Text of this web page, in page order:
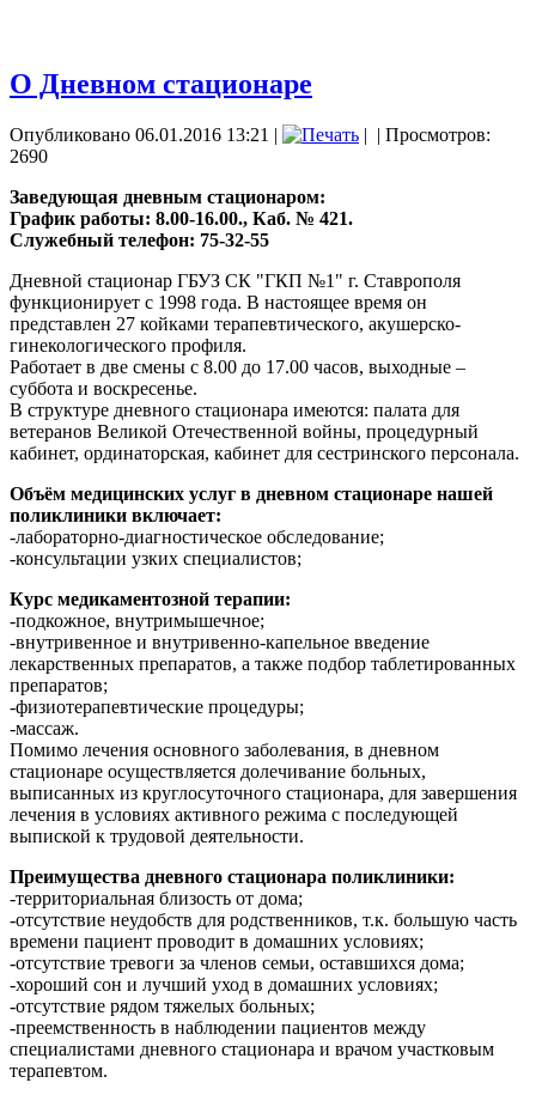
О Дневном стационаре
Опубликовано 06.01.2016 13:21 | | | Просмотров:
2690
Заведующая дневным стационаром:
График работы: 8.00-16.00., Каб. № 421.
Служебный телефон: 75-32-55
Дневной стационар ГБУЗ СК "ГКП №1" г. Ставрополя
функционирует с 1998 года. В настоящее время он
представлен 27 койками терапевтического, акушерско-
гинекологического профиля.
Работает в две смены с 8.00 до 17.00 часов, выходные –
суббота и воскресенье.
В структуре дневного стационара имеются: палата для
ветеранов Великой Отечественной войны, процедурный
кабинет, ординаторская, кабинет для сестринского персонала.
Объём медицинских услуг в дневном стационаре нашей
поликлиники включает:
-лабораторно-диагностическое обследование;
-консультации узких специалистов;
Курс медикаментозной терапии:
-подкожное, внутримышечное;
-внутривенное и внутривенно-капельное введение
лекарственных препаратов, а также подбор таблетированных
препаратов;
-физиотерапевтические процедуры;
-массаж.
Помимо лечения основного заболевания, в дневном
стационаре осуществляется долечивание больных,
выписанных из круглосуточного стационара, для завершения
лечения в условиях активного режима с последующей
выпиской к трудовой деятельности.
Преимущества дневного стационара поликлиники:
-территориальная близость от дома;
-отсутствие неудобств для родственников, т.к. большую часть
времени пациент проводит в домашних условиях;
-отсутствие тревоги за членов семьи, оставшихся дома;
-хороший сон и лучший уход в домашних условиях;
-отсутствие рядом тяжелых больных;
-преемственность в наблюдении пациентов между
специалистами дневного стационара и врачом участковым
терапевтом.